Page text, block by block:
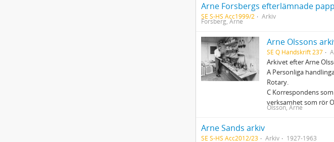
Arne Forsbergs efterlämnade
SE S-HS Acc1999/2 Arkiv
Forsberg, Arne
Arne Olssons
SE Q Handskrift 237
Arkivet efter Arne
A Personliga
Rotary.
C Korrespondens
verksamhet som rör
Olsson, Arne
Arne Sands arkiv
SE S-HS Acc2012/23 Arkiv 1927-1963